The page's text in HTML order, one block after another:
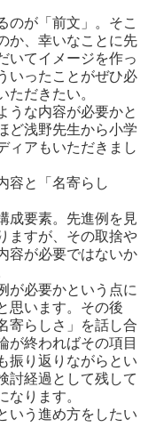
のが「前文」。そこ
か、幸いなことに先
いてイメージを作っ
いったことがぜひ必
だきたい。
うな内容が必要かと
ど浅野先生から小学
ィアもいただきまし
容と「名寄らし
成要素。先進例を見
ますが、その取捨や
容が必要ではないか
が必要かという点に
思います。その後
寄らしさ」を話し合
が終わればその項目
振り返りながらとい
討経過として残して
なります。
いう進め方をしたい